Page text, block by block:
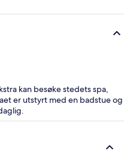
kan besøke stedets spa,
er utstyrt med en badstue og